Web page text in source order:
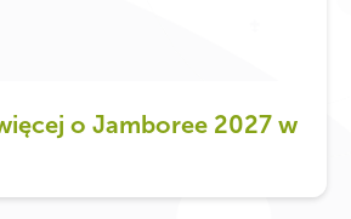
o Jamboree 2027 w